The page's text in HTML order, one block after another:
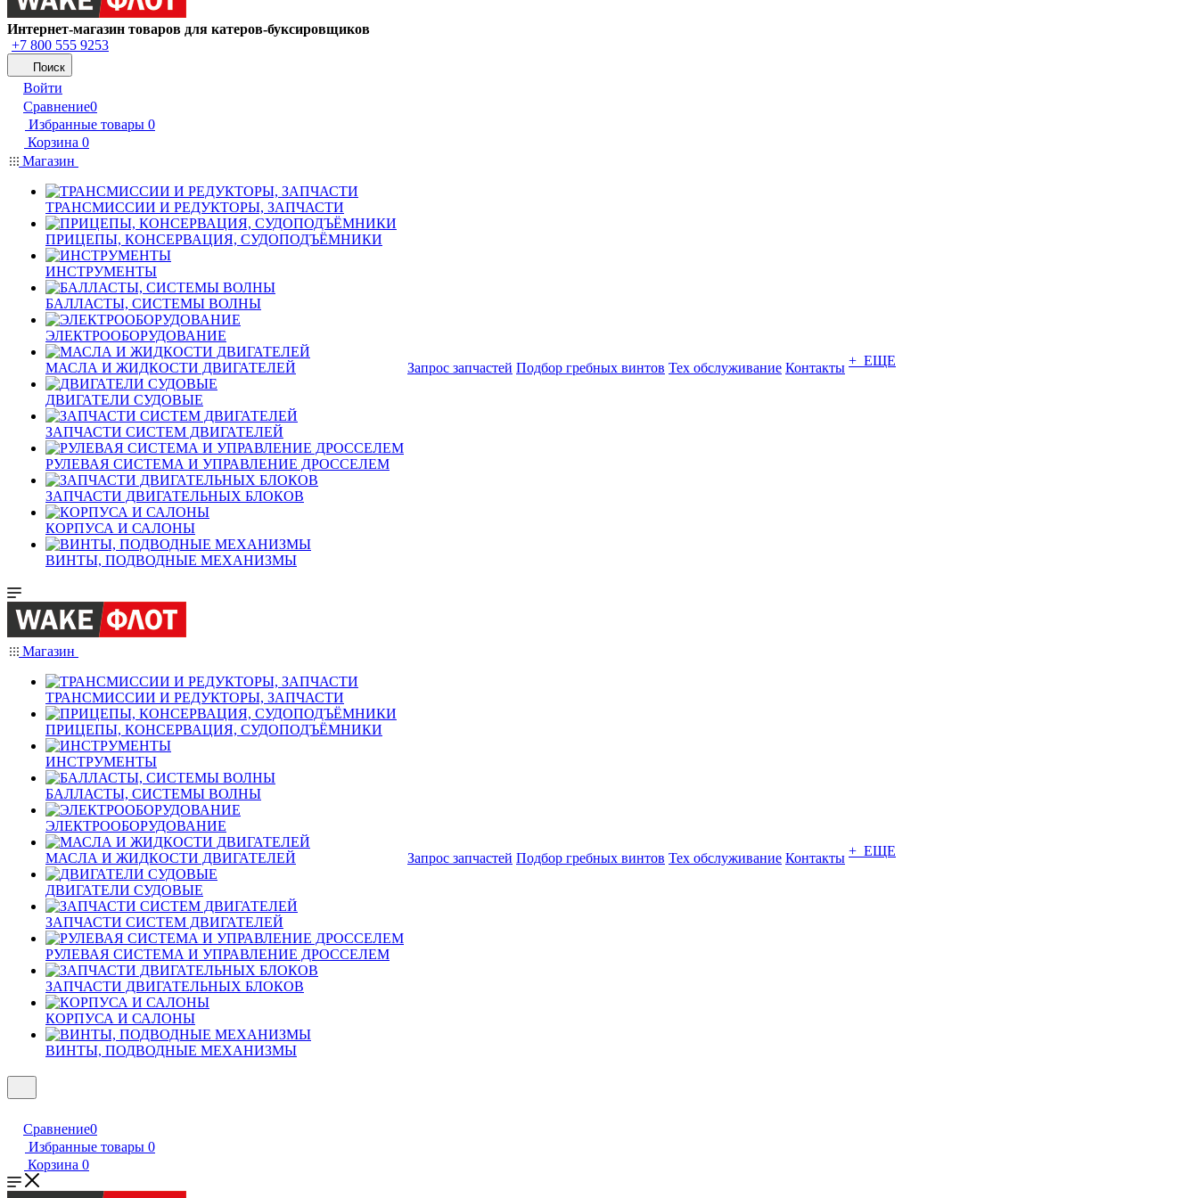
Интернет-магазин товаров для катеров-буксировщиков
+7 800 555 9253
Поиск
Войти
Сравнение0
Избранные товары 0
Корзина 0
Магазин
ТРАНСМИССИИ И РЕДУКТОРЫ, ЗАПЧАСТИ
ПРИЦЕПЫ, КОНСЕРВАЦИЯ, СУДОПОДЪЁМНИКИ
ИНСТРУМЕНТЫ
БАЛЛАСТЫ, СИСТЕМЫ ВОЛНЫ
ЭЛЕКТРООБОРУДОВАНИЕ
МАСЛА И ЖИДКОСТИ ДВИГАТЕЛЕЙ
ДВИГАТЕЛИ СУДОВЫЕ
ЗАПЧАСТИ СИСТЕМ ДВИГАТЕЛЕЙ
РУЛЕВАЯ СИСТЕМА И УПРАВЛЕНИЕ ДРОССЕЛЕМ
ЗАПЧАСТИ ДВИГАТЕЛЬНЫХ БЛОКОВ
КОРПУСА И САЛОНЫ
ВИНТЫ, ПОДВОДНЫЕ МЕХАНИЗМЫ
Запрос запчастей Подбор гребных винтов Тех обслуживание Контакты + ЕЩЕ
Магазин
ТРАНСМИССИИ И РЕДУКТОРЫ, ЗАПЧАСТИ
ПРИЦЕПЫ, КОНСЕРВАЦИЯ, СУДОПОДЪЁМНИКИ
ИНСТРУМЕНТЫ
БАЛЛАСТЫ, СИСТЕМЫ ВОЛНЫ
ЭЛЕКТРООБОРУДОВАНИЕ
МАСЛА И ЖИДКОСТИ ДВИГАТЕЛЕЙ
ДВИГАТЕЛИ СУДОВЫЕ
ЗАПЧАСТИ СИСТЕМ ДВИГАТЕЛЕЙ
РУЛЕВАЯ СИСТЕМА И УПРАВЛЕНИЕ ДРОССЕЛЕМ
ЗАПЧАСТИ ДВИГАТЕЛЬНЫХ БЛОКОВ
КОРПУСА И САЛОНЫ
ВИНТЫ, ПОДВОДНЫЕ МЕХАНИЗМЫ
Запрос запчастей Подбор гребных винтов Тех обслуживание Контакты + ЕЩЕ
Сравнение0
Избранные товары 0
Корзина 0